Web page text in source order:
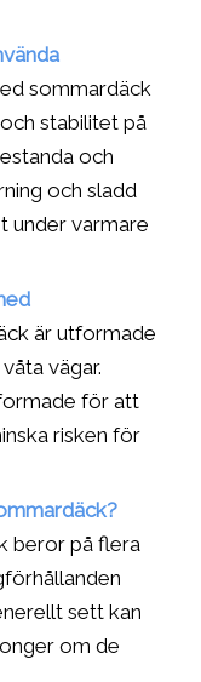
sommardäck
stabilitet på
och
och sladd
under varmare
är utformade
vägar.
för att
risken för
beror på flera
sett kan
om de